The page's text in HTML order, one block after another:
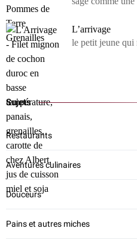
L’arrivage
le petit jeune qui
Sujets
Restaurants
Aventures culinaires
Douceurs
Pains et autres miches